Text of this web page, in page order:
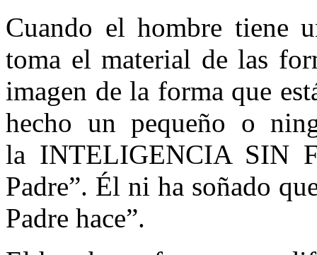
Cuando el hombre tiene
toma el material de las
imagen de la forma que
hecho un pequeño o
la INTELIGENCIA SIN
Padre”. Él ni ha soñado
Padre hace”.